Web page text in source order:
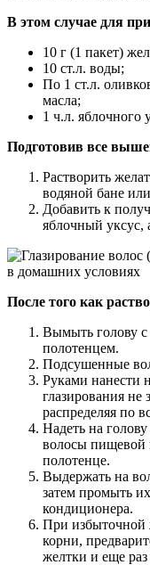
В этом случае для
10 г (1 пакет)
10 ст.л. воды;
По 1 ст.л.
масла;
1 ч.л. яблочного
Подготовив все
Растворить
водяной бане
Добавить к
яблочный уксус,
После того как
Вымыть голову
полотенцем.
Подсушенные
Руками нанести
глазирования не
распределяя по
Надеть на
волосы пищевой
полотенце.
Выдержать на
затем промыть
кондиционера.
При избыточной
корни,
желтки и еще